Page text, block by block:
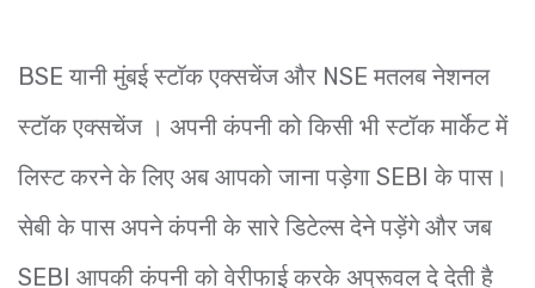
BSE यानी मुंबई स्टॉक एक्सचेंज और NSE मतलब नेशनल
स्टॉक एक्सचेंज । अपनी कंपनी को किसी भी स्टॉक मार्केट में
लिस्ट करने के लिए अब आपको जाना पड़ेगा SEBI के पास।
सेबी के पास अपने कंपनी के सारे डिटेल्स देने पड़ेंगे और जब
SEBI आपकी कंपनी को वेरीफाई करके अप्रूवल दे देती है